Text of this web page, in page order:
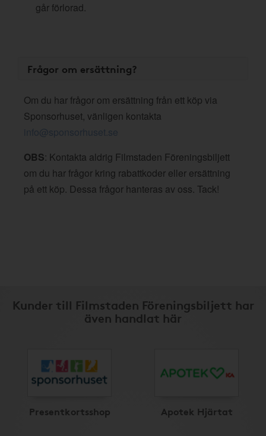
går förlorad.
Frågor om ersättning?
Om du har frågor om ersättning från ett köp via
Sponsorhuset, vänligen kontakta
info@sponsorhuset.se
OBS: Kontakta aldrig Filmstaden Föreningsbiljett
om du har frågor kring rabattkoder eller ersättning
på ett köp. Dessa frågor hanteras av oss. Tack!
Kunder till Filmstaden Föreningsbiljett har
även handlat här
Presentkortsshop Apotek Hjärtat